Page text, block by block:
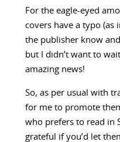
For the eagle-eyed
covers have a typo (as
the publisher know
but I didn’t want to
amazing news!
So, as per usual with
for me to promote
who prefers to read in
grateful if you’d let